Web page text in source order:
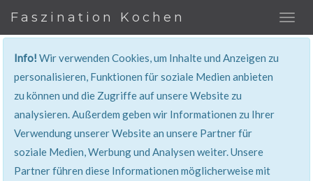
Faszination Kochen
Info!Wir verwenden Cookies, um Inhalte und Anzeigen zu
personalisieren, Funktionen für soziale Medien anbieten
zu können und die Zugriffe auf unsere Website zu
analysieren. Außerdem geben wir Informationen zu Ihrer
Verwendung unserer Website an unsere Partner für
soziale Medien, Werbung und Analysen weiter. Unsere
Partner führen diese Informationen möglicherweise mit
REZEPT
Super erklärt & lecker...!